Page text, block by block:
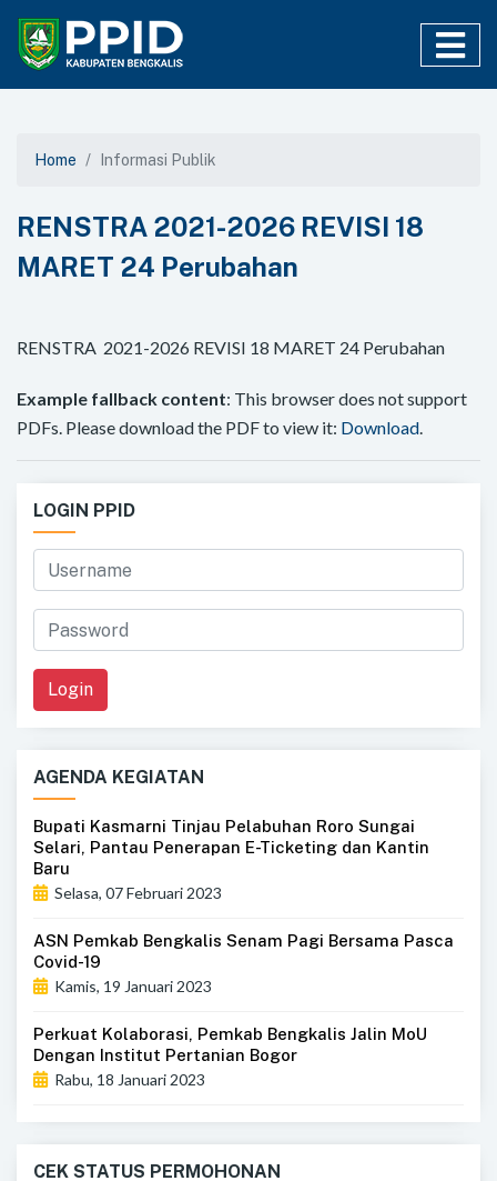
Home Informasi Publik
RENSTRA 2021-2026 REVISI 18
MARET 24 Perubahan
RENSTRA 2021-2026 REVISI 18 MARET 24 Perubahan
Example fallback content: This browser does not support
PDFs. Please download the PDF to view it: Download.
LOGIN PPID
Login
AGENDA KEGIATAN
Bupati Kasmarni Tinjau Pelabuhan Roro Sungai
Selari, Pantau Penerapan E-Ticketing dan Kantin
Baru
Selasa, 07 Februari 2023
ASN Pemkab Bengkalis Senam Pagi Bersama Pasca
Covid-19
Kamis, 19 Januari 2023
Perkuat Kolaborasi, Pemkab Bengkalis Jalin MoU
Dengan Institut Pertanian Bogor
Rabu, 18 Januari 2023
CEK STATUS PERMOHONAN